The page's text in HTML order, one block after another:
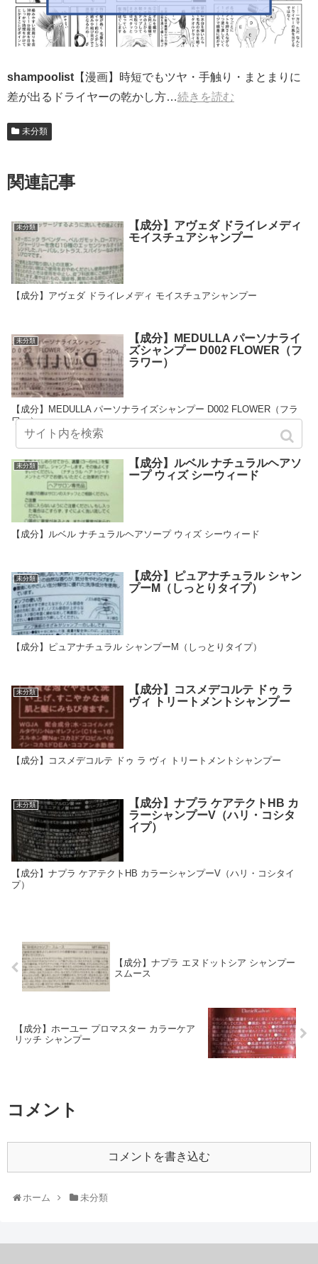
shampoolist 【漫画】時短でもツヤ・手触り・まとまりに
差が出るドライヤーの乾かし方…続きを読む
未分類
関連記事
未分類
【成分】アヴェダ ドライレメディ
モイスチュアシャンプー
【成分】アヴェダ ドライレメディ モイスチュアシャンプー
未分類
【成分】MEDULLA パーソナライ
ズシャンプー D002 FLOWER（フ
ラワー）
【成分】MEDULLA パーソナライズシャンプー D002 FLOWER（フラ
ワー）
未分類
【成分】ルベル ナチュラルヘアソ
ープ ウィズ シーウィード
【成分】ルベル ナチュラルヘアソープ ウィズ シーウィード
未分類
【成分】ピュアナチュラル シャン
プーM（しっとりタイプ）
【成分】ピュアナチュラル シャンプーM（しっとりタイプ）
未分類
【成分】コスメデコルテ ドゥ ラ
ヴィ トリートメントシャンプー
【成分】コスメデコルテ ドゥ ラ ヴィ トリートメントシャンプー
未分類
【成分】ナプラ ケアテクトHB カ
ラーシャンプーV（ハリ・コシタ
イプ）
【成分】ナプラ ケアテクトHB カラーシャンプーV（ハリ・コシタイ
プ）
【成分】ナプラ エヌドットシア シャンプー
スムース
【成分】ホーユー プロマスター カラーケア
リッチ シャンプー
コメント
コメントを書き込む
ホーム 未分類